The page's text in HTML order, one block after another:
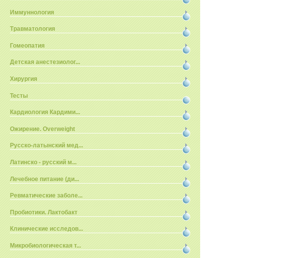
Иммуннология
Травматология
Гомеопатия
Детская анестезиолог...
Хирургия
Тесты
Кардиология Кардими...
Ожирение. Overweight
Русско-латынский мед...
Латинско - русский м...
Лечебное питание (ди...
Ревматические заболе...
Пробиотики. Лактобакт
Клинические исследов...
Микробиологическая т...